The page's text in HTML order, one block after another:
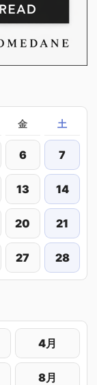
金 土
6 7
13 14
20 21
27 28
4月
8月